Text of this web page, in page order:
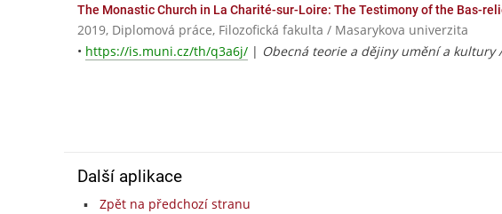
The Monastic Church in La Charité-sur-Loire: The Testimony of the Bas-
2019, Diplomová práce, Filozofická fakulta / Masarykova univerzita
• https://is.muni.cz/th/q3a6j/ | Obecná teorie a dějiny umění a kultury
Další aplikace
Zpět na předchozí stranu